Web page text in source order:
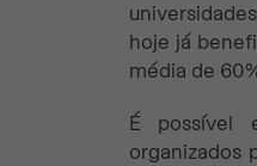
hoje já
média de
É possível
organizados